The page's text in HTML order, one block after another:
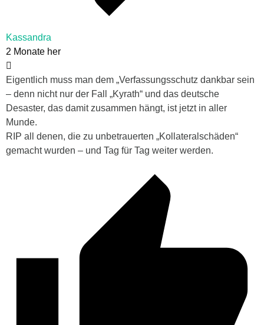
Kassandra
2 Monate her
Eigentlich muss man dem „Verfassungsschutz dankbar sein
– denn nicht nur der Fall „Kyrath“ und das deutsche
Desaster, das damit zusammen hängt, ist jetzt in aller
Munde.
RIP all denen, die zu unbetrauerten „Kollateralschäden“
gemacht wurden – und Tag für Tag weiter werden.